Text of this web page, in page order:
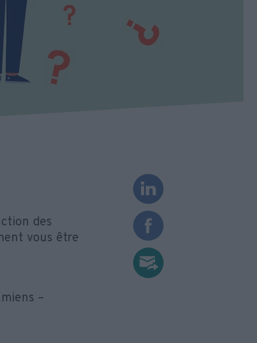
des
vous être
–